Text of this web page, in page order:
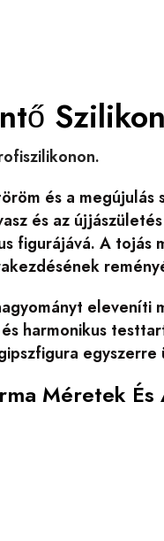
és a megújulás
és az
figurájává. A tojás
eleveníti
harmonikus
egyszerre
Méretek